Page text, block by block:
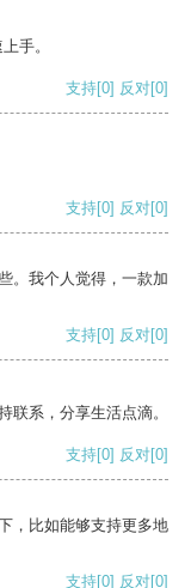
手。
支持[0] 反对[0]
支持[0] 反对[0]
。我个人觉得，一款加
支持[0] 反对[0]
联系，分享生活点滴。
支持[0] 反对[0]
，比如能够支持更多地
支持[0] 反对[0]